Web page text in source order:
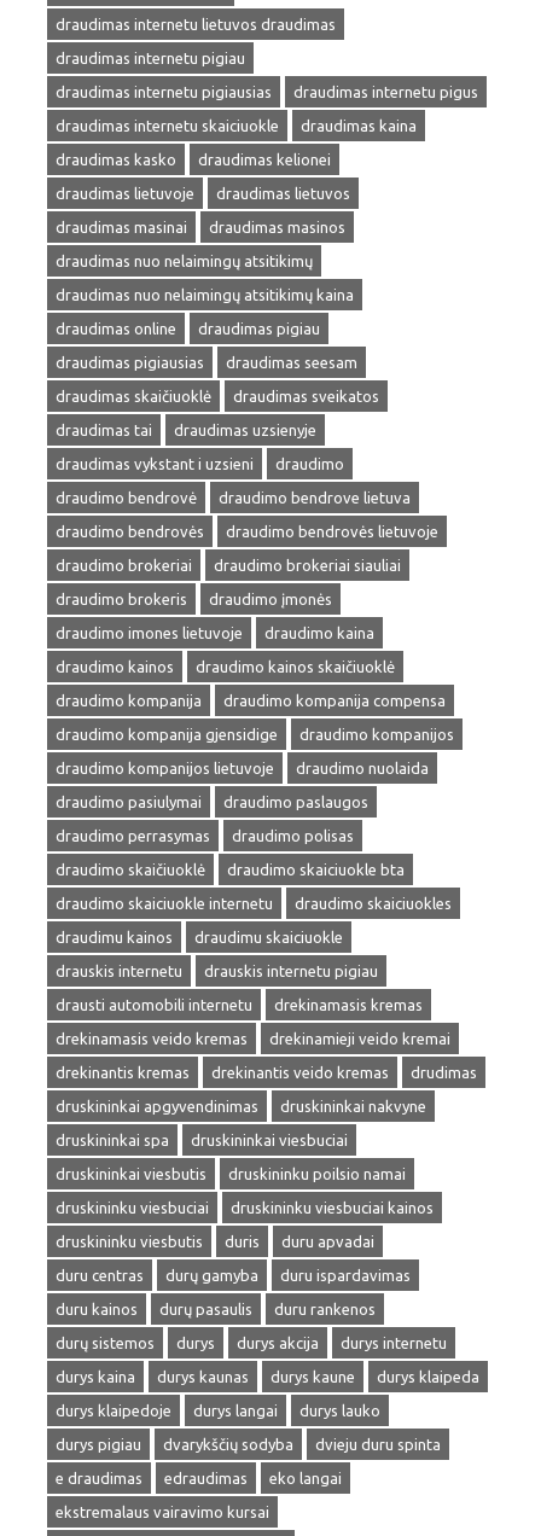
draudimas internetu lietuvos draudimas
draudimas internetu pigiau
draudimas internetu pigiausias
draudimas internetu pigus
draudimas internetu skaiciuokle
draudimas kaina
draudimas kasko
draudimas kelionei
draudimas lietuvoje
draudimas lietuvos
draudimas masinai
draudimas masinos
draudimas nuo nelaimingų atsitikimų
draudimas nuo nelaimingų atsitikimų kaina
draudimas online
draudimas pigiau
draudimas pigiausias
draudimas seesam
draudimas skaičiuoklė
draudimas sveikatos
draudimas tai
draudimas uzsienyje
draudimas vykstant i uzsieni
draudimo
draudimo bendrovė
draudimo bendrove lietuva
draudimo bendrovės
draudimo bendrovės lietuvoje
draudimo brokeriai
draudimo brokeriai siauliai
draudimo brokeris
draudimo įmonės
draudimo imones lietuvoje
draudimo kaina
draudimo kainos
draudimo kainos skaičiuoklė
draudimo kompanija
draudimo kompanija compensa
draudimo kompanija gjensidige
draudimo kompanijos
draudimo kompanijos lietuvoje
draudimo nuolaida
draudimo pasiulymai
draudimo paslaugos
draudimo perrasymas
draudimo polisas
draudimo skaičiuoklė
draudimo skaiciuokle bta
draudimo skaiciuokle internetu
draudimo skaiciuokles
draudimu kainos
draudimu skaiciuokle
drauskis internetu
drauskis internetu pigiau
drausti automobili internetu
drekinamasis kremas
drekinamasis veido kremas
drekinamieji veido kremai
drekinantis kremas
drekinantis veido kremas
drudimas
druskininkai apgyvendinimas
druskininkai nakvyne
druskininkai spa
druskininkai viesbuciai
druskininkai viesbutis
druskininku poilsio namai
druskininku viesbuciai
druskininku viesbuciai kainos
druskininku viesbutis
duris
duru apvadai
duru centras
durų gamyba
duru ispardavimas
duru kainos
durų pasaulis
duru rankenos
durų sistemos
durys durys akcija
durys internetu
durys kaina
durys kaunas durys kaune
durys klaipeda
durys klaipedoje
durys langai
durys lauko
durys pigiau
dvarykščių sodyba
dvieju duru spinta
e draudimas
edraudimas
eko langai
ekstremalaus vairavimo kursai